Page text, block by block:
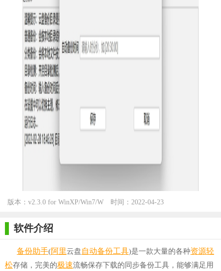
版本：v2.3.0 for WinXP/Win7/W
时间：2022-04-23
软件介绍
备份助手(阿里云盘自动备份工具)是一款大量的各种资源轻
松存储，完美的极速流畅保存下载的同步备份工具，能够满足用